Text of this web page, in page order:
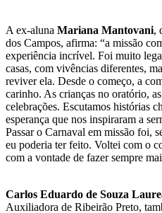
A ex-aluna Mariana Mantovani,
dos Campos, afirma: “a missão
experiência incrível. Foi muito
casas, com vivências diferentes,
reviver ela. Desde o começo, a
carinho. As crianças no oratório,
celebrações. Escutamos histórias
esperança que nos inspiraram a
Passar o Carnaval em missão foi,
eu poderia ter feito. Voltei com o
com a vontade de fazer sempre
Carlos Eduardo de Souza
Auxiliadora de Ribeirão Preto,